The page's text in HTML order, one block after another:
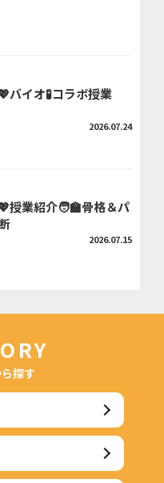
バイオ🧪コラボ授業
2026.07.24
授業紹介🧑‍🏫骨格＆パ
2026.07.15
探す